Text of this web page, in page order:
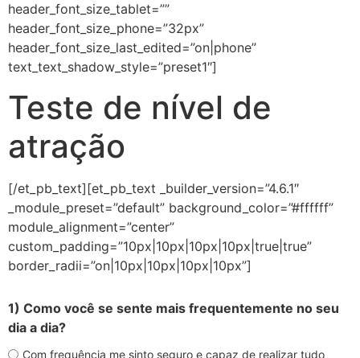
header_font_size_tablet=””
header_font_size_phone=”32px”
header_font_size_last_edited=”on|phone”
text_text_shadow_style=”preset1″]
Teste de nível de
atração
[/et_pb_text][et_pb_text _builder_version=”4.6.1″
_module_preset=”default” background_color=”#ffffff”
module_alignment=”center”
custom_padding=”10px|10px|10px|10px|true|true”
border_radii=”on|10px|10px|10px|10px”]
1) Como você se sente mais frequentemente no seu
dia a dia?
Com frequência me sinto seguro e capaz de realizar tudo